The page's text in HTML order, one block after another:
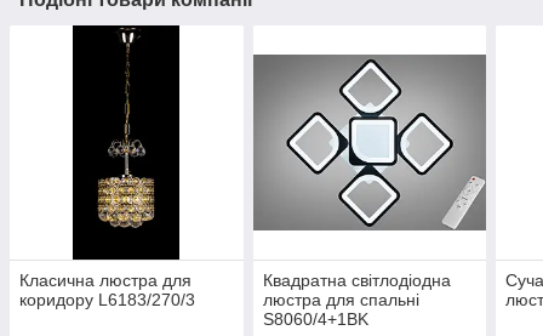
Класична люстра для
коридору L6183/270/3
Квадратна світлодіодна
люстра для спальні
S8060/4+1BK